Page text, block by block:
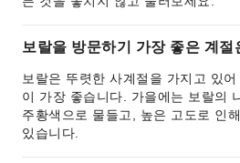
보랄을 방문하기 가장 좋은 계절
보랄은 뚜렷한 사계절을 가지고 있
이 가장 좋습니다. 가을에는 보랄의
주황색으로 물들고, 높은 고도로 인
있습니다.